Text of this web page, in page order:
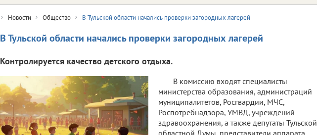
Новости Общество В Тульской области начались проверки загородных лагерей
В Тульской области начались проверки загородных лагерей
Контролируется качество детского отдыха.
В комиссию входят специалисты
министерства образования, администраций
муниципалитетов, Росгвардии, МЧС,
Роспотребнадзора, УМВД, учреждений
здравоохранения, а также депутаты Тульской
областной Думы, представители аппарата